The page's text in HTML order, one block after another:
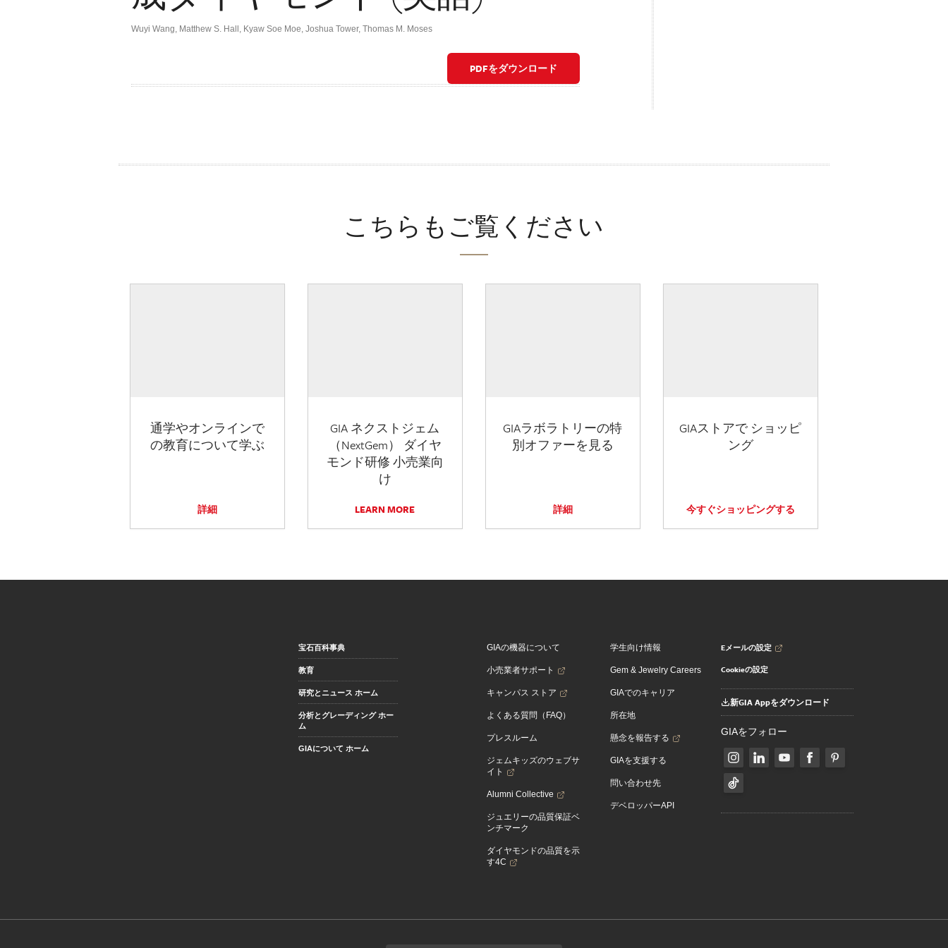
Wuyi Wang, Matthew S. Hall , Kyaw Soe Moe, Joshua Tower, Thomas M. Moses
PDFをダウンロード
こちらもご覧ください
通学やオンラインで
の教育について学ぶ
詳細
GIA ネクストジェム
（NextGem） ダイヤ
モンド研修 小売業向
け
LEARN MORE
GIAラボラトリーの特
別オファーを見る
詳細
GIAストアで ショッピ
ング
今すぐショッピングする
宝石百科事典
教育
研究とニュース ホーム
分析とグレーディング ホー
ム
GIAについて ホーム
GIAの機器について
小売業者サポート
キャンパス ストア
よくある質問（FAQ）
プレスルーム
ジェムキッズのウェブサ
イト
Alumni Collective
ジュエリーの品質保証ベ
ンチマーク
ダイヤモンドの品質を示
す4C
学生向け情報
Gem & Jewelry Careers
GIAでのキャリア
所在地
懸念を報告する
GIAを支援する
問い合わせ先
デベロッパーAPI
Eメールの設定
Cookieの設定
新GIA Appをダウンロード
GIAをフォロー